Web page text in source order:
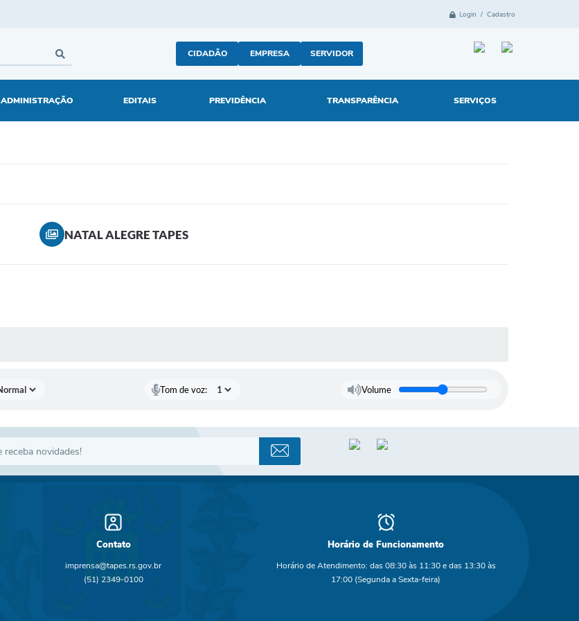
Login / Cadastro
CIDADÃO EMPRESA SERVIDOR
ADMINISTRAÇÃO EDITAIS PREVIDÊNCIA TRANSPARÊNCIA SERVIÇOS
NATAL ALEGRE TAPES
Tom de voz: Volume
Contato
imprensa@tapes.rs.gov.br
(51) 2349-0100
Horário de Funcionamento
Horário de Atendimento: das 08:30 às 11:30 e das 13:30 às
17:00 (Segunda a Sexta-feira)